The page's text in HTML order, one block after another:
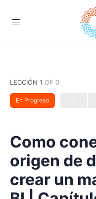
LECCIÓN 1 OF 0
En Progreso
Como
origen de
crear un